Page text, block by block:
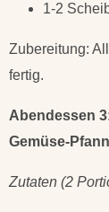
1-2
Zubereitung:
fertig.
Abendessen
Gemüse-
Zutaten (2